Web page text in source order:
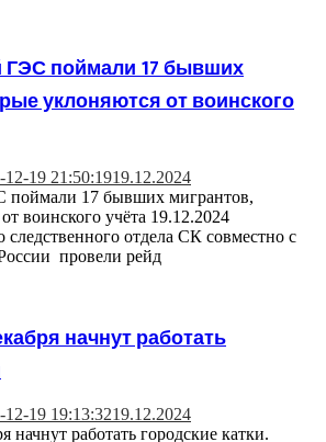
ГЭС поймали 17 бывших
уклоняются от воинского
12-19 21:50:1919.12.2024
поймали 17 бывших мигрантов,
воинского учёта 19.12.2024
следственного отдела СК совместно с
провели рейд
начнут работать
12-19 19:13:3219.12.2024
начнут работать городские катки.